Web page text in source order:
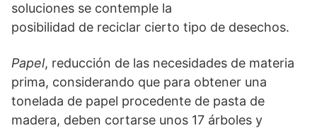
soluciones se contemple la
posibilidad de reciclar cierto tipo de desechos.
Papel, reducción de las necesidades de materia
prima, considerando que para obtener una
tonelada de papel procedente de pasta de
madera, deben cortarse unos 17 árboles y